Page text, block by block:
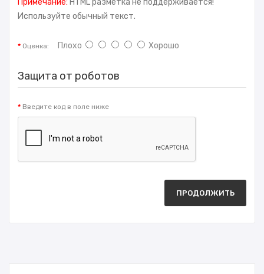
Используйте обычный текст.
Оценка: Плохо Хорошо
Защита от роботов
Введите код в поле ниже
ПРОДОЛЖИТЬ